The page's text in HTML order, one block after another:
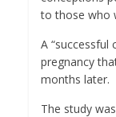
to those who
A “successful
pregnancy
months later.
The study